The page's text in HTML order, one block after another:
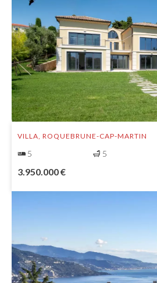
VILLA, ROQUEBRUNE-CAP-MARTIN
5 5
3.950.000 €